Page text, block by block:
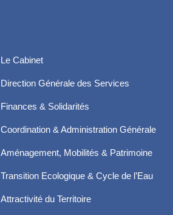
Le Cabinet
Direction Générale des Services
Finances & Solidarités
Coordination & Administration Générale
Aménagement, Mobilités & Patrimoine
Transition Ecologique & Cycle de l’Eau
Attractivité du Territoire